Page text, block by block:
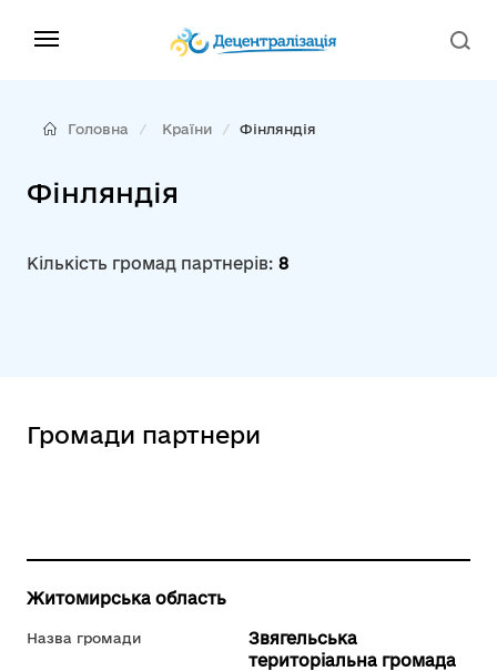
Головна Країни Фінляндія
Фінляндія
Кількість громад партнерів: 8
Громади партнери
Житомирська область
Назва громади
Звягельська
територіальна громада